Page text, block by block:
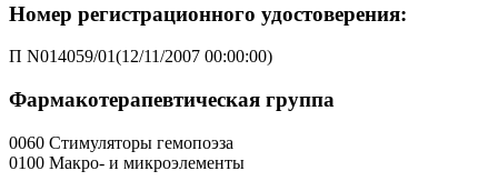
Номер регистрационного удостоверения:
П N014059/01(12/11/2007 00:00:00)
Фармакотерапевтическая группа
0060 Стимуляторы гемопоэза
0100 Макро- и микроэлементы